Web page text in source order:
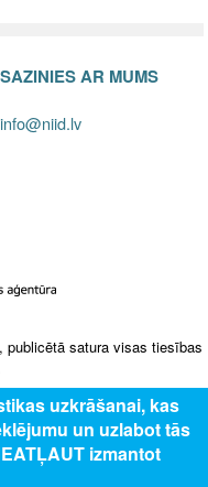
SAZINIES AR MUMS
info@niid.lv
satura visas tiesības
uzkrāšanai, kas
un uzlabot tās
izmantot